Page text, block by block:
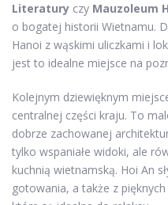
Literatury czy Mauzoleum
o bogatej historii Wietnamu.
Hanoi z wąskimi uliczkami i
jest to idealne miejsce na
Kolejnym dziewięknym
centralnej części kraju. To
dobrze zachowanej
tylko wspaniałe widoki, ale
kuchnią wietnamską. Hoi An
gotowania, a także z